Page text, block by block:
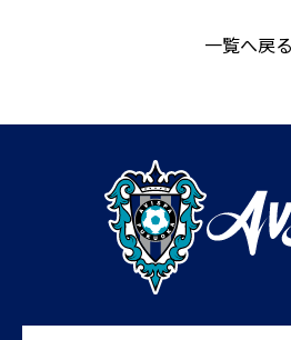
一覧へ戻る